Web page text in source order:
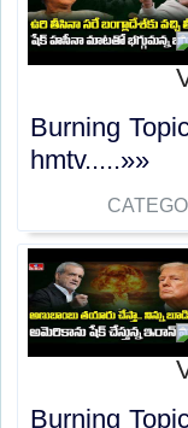
Burning
hmtv.....»»
Burning